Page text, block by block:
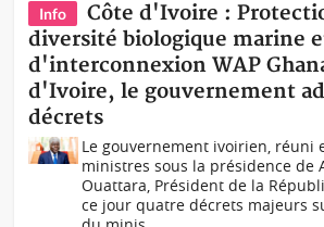
Info
Côte d'Ivoire :
diversité biologique marine
d'interconnexion WAP
d'Ivoire, le gouvernement
décrets
Le gouvernement ivoirien, réuni
ministres sous la présidence de
Ouattara, Président de la
ce jour quatre décrets majeurs